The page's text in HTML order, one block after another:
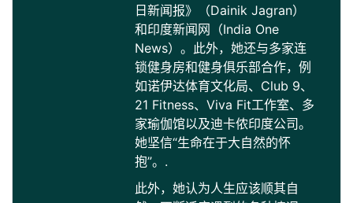
日新闻报》（Dainik Jagran）
和印度新闻网（India One
News）。此外，她还与多家连
锁健身房和健身俱乐部合作，例
如诺伊达体育文化局、Club 9、
21 Fitness、Viva Fit工作室、多
家瑜伽馆以及迪卡侬印度公司。
她坚信“生命在于大自然的怀
抱”。.
此外，她认为人生应该顺其自